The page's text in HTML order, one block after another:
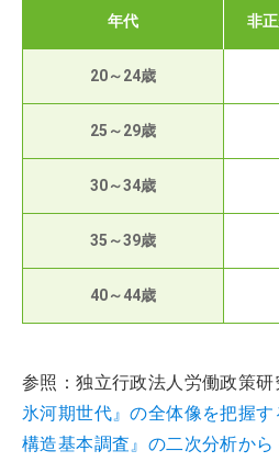
年代 非
20～24歳
25～29歳
30～34歳
35～39歳
40～44歳
参照：独立行政法人労働政策
氷河期世代』の全体像を把握
構造基本調査』の二次分析か